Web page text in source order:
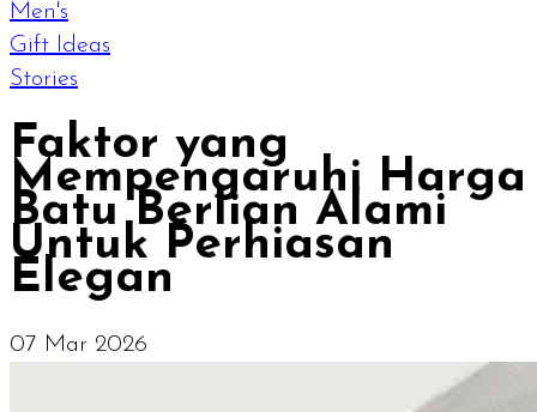
Men's
Gift Ideas
Stories
Faktor yang
Mempengaruhi Harga
Batu Berlian Alami
Untuk Perhiasan
Elegan
07 Mar 2026